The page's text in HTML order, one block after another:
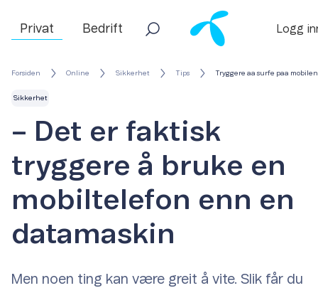
Privat Bedrift Logg
Forsiden Online Sikkerhet Tips Tryggere aa surfe paa mobilen
Sikkerhet
– Det er faktisk
tryggere å bruke en
mobiltelefon enn en
datamaskin
Men noen ting kan være greit å vite. Slik får du